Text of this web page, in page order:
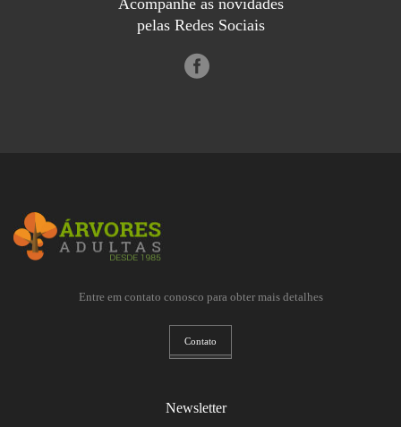
Acompanhe as novidades
pelas Redes Sociais
Entre em contato conosco para obter mais detalhes
Contato
Newsletter